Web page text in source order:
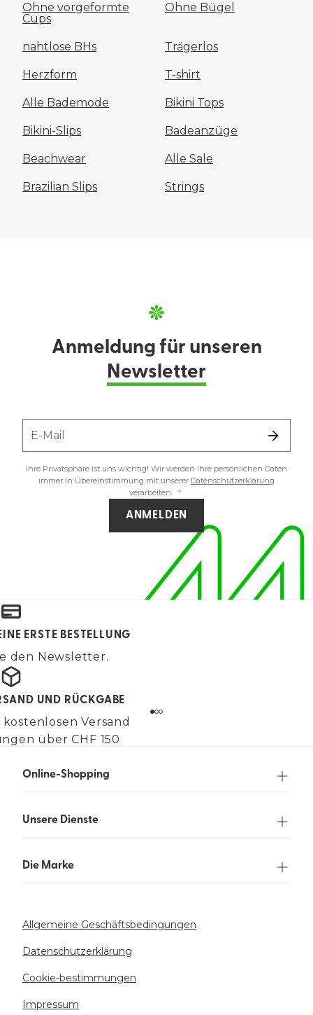
Ohne vorgeformte
Cups
Ohne Bügel
nahtlose BHs Trägerlos
Herzform T-shirt
Alle Bademode Bikini Tops
Bikini-Slips Badeanzüge
Beachwear Alle Sale
Brazilian Slips Strings
Anmeldung für unseren
Newsletter
E-Mail
Ihre Privatsphäre ist uns wichtig! Wir werden Ihre persönlichen Daten
immer in Übereinstimmung mit unserer Datenschutzerklärung
verarbeiten.
ANMELDEN
ERSTE BESTELLUNG
den Newsletter.
UND RÜCKGABE
Versand
über CHF 150
Online-Shopping
Unsere Dienste
Die Marke
Allgemeine Geschäftsbedingungen
Datenschutzerklärung
Cookie-bestimmungen
Impressum